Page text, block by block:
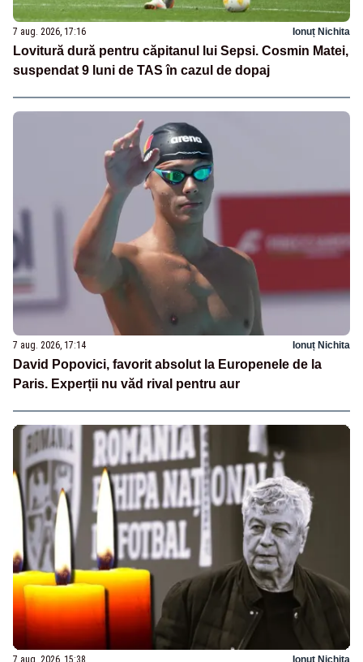
7 aug. 2026, 17:16 Ionuț Nichita
Lovitură dură pentru căpitanul lui Sepsi. Cosmin Matei,
suspendat 9 luni de TAS în cazul de dopaj
7 aug. 2026, 17:14 Ionuț Nichita
David Popovici, favorit absolut la Europenele de la
Paris. Experții nu văd rival pentru aur
7 aug. 2026, 15:38 Ionuț Nichita